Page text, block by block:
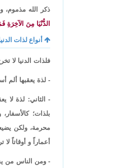
ذكر الله مذموم،
الدُّنْيَا مِنَ الآخِرَةِ
أنواع لذات
فلذات الدنيا لا
- لذة يعقبها ألم
- الثاني: لذة لا
بلذات؛
محرمة، ولكن
أعماراً و أوقاتاً
- ومن الناس من